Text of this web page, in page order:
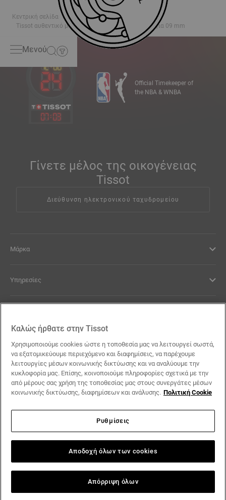
Κεντρική σελίδα
ΜΠΡΑΣΕΛΕ
Tissot αυθεντικό μαύρο δερμάτινο λουράκι πτερύγια 09 mm
Μενού
07:03
Official Timekeeper of
the NBA & WNBA
Γίνετε μέλος της οικογένειας
Tissot
Διεύθυνση ηλεκτρονικού ταχυδρομείου
Μάρκα
Υπηρεσίες
Επικοινωνία
Οι Υποσχέσεις μας
Ακολουθήστε μας στα social media
Αλλαγή χώρας Tissot Copyrights 2026
Καλώς ήρθατε στην Tissot
Χρησιμοποιούμε cookies ώστε η τοποθεσία μας να λειτουργεί σωστά,
να εξατομικεύουμε περιεχόμενο και διαφημίσεις, να παρέχουμε
λειτουργίες μέσων κοινωνικής δικτύωσης και να αναλύουμε την
κυκλοφορία μας. Επίσης, κοινοποιούμε πληροφορίες σχετικά με την
από μέρους σας χρήση της τοποθεσίας μας στους συνεργάτες μέσων
κοινωνικής δικτύωσης, διαφημίσεων και ανάλυσης. Πολιτική Cookie
Ρυθμίσεις
Απόρριψη όλων
Αποδοχή όλων των cookies